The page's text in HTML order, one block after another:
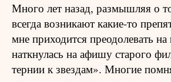
Много лет назад, размышляя о
всегда возникают какие-то
мне приходится преодолевать
наткнулась на афишу старого
тернии к звездам». Многие